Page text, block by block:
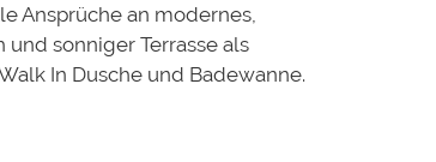
Ansprüche an modernes,
sonniger Terrasse als
In Dusche und Badewanne.